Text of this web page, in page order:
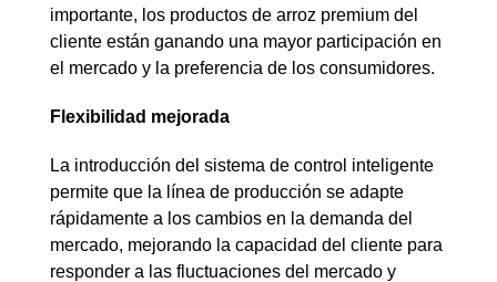
importante, los productos de arroz premium del
cliente están ganando una mayor participación en
el mercado y la preferencia de los consumidores.
Flexibilidad mejorada
La introducción del sistema de control inteligente
permite que la línea de producción se adapte
rápidamente a los cambios en la demanda del
mercado, mejorando la capacidad del cliente para
responder a las fluctuaciones del mercado y